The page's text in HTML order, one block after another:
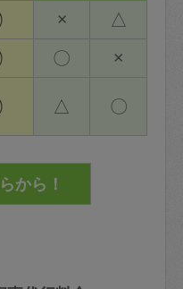
× △
〇 ×
△ 〇